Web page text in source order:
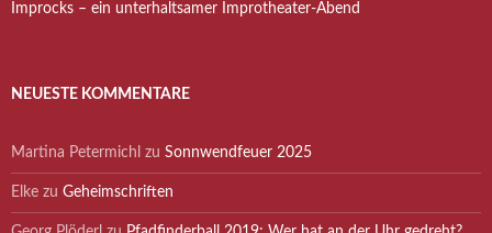
Improcks – ein unterhaltsamer Improtheater-Abend
NEUESTE KOMMENTARE
Martina Petermichl zu Sonnwendfeuer 2025
Elke zu Geheimschriften